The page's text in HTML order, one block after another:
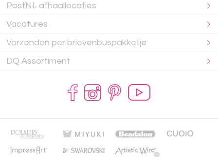
PostNL afhaallocaties
Vacatures
Verzenden per brievenbuspakketje
DQ Assortiment